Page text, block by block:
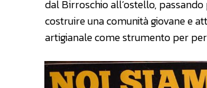
dal Birroschio all’ostello,
costruire una comunità giovane e
artigianale come strumento per